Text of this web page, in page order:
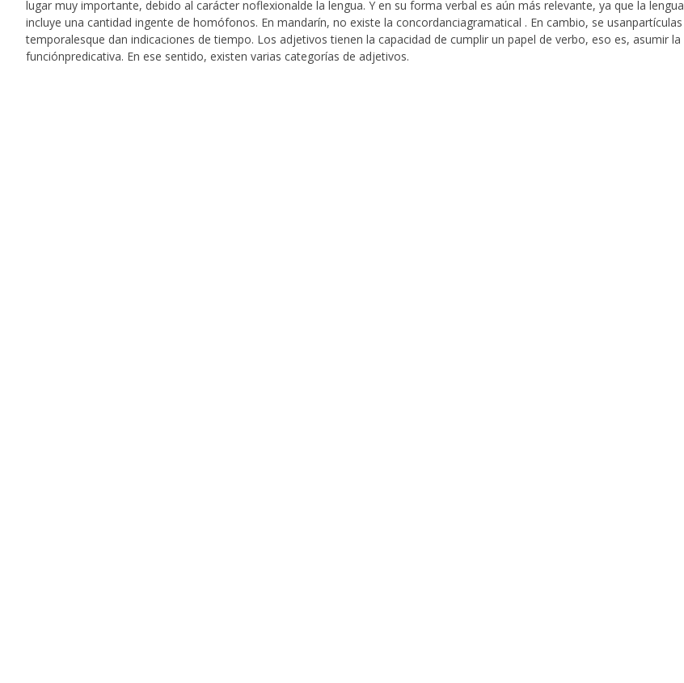
lugar muy importante, debido al carácter noflexionalde la lengua. Y en su forma verbal es aún más relevante, ya que la lengua
incluye una cantidad ingente de homófonos. En mandarín, no existe la concordanciagramatical . En cambio, se usanpartículas
temporalesque dan indicaciones de tiempo. Los adjetivos tienen la capacidad de cumplir un papel de verbo, eso es, asumir la
funciónpredicativa. En ese sentido, existen varias categorías de adjetivos.